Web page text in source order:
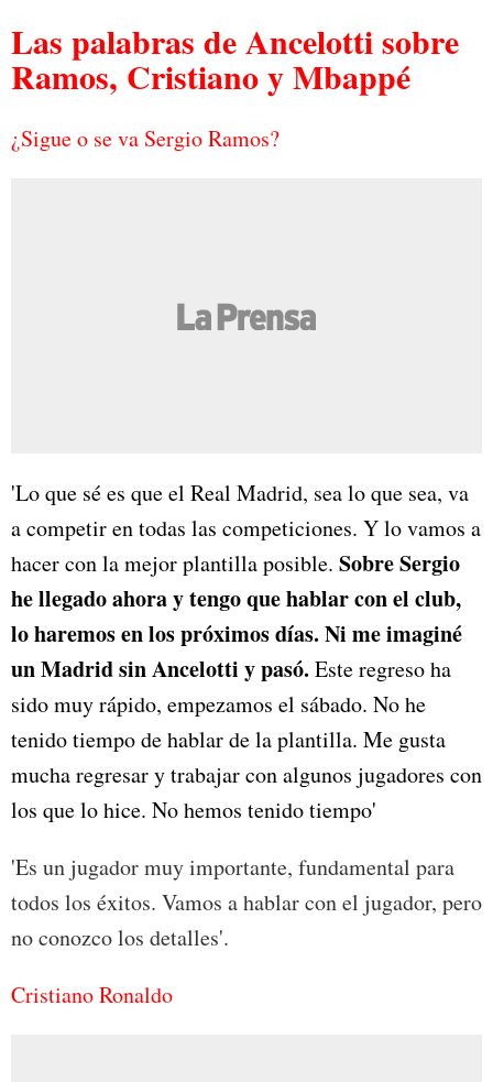
Las palabras de Ancelotti sobre
Ramos, Cristiano y Mbappé
¿Sigue o se va Sergio Ramos?
'Lo que sé es que el Real Madrid, sea lo que sea, va
a competir en todas las competiciones. Y lo vamos a
hacer con la mejor plantilla posible. Sobre Sergio
he llegado ahora y tengo que hablar con el club,
lo haremos en los próximos días. Ni me imaginé
un Madrid sin Ancelotti y pasó. Este regreso ha
sido muy rápido, empezamos el sábado. No he
tenido tiempo de hablar de la plantilla. Me gusta
mucha regresar y trabajar con algunos jugadores con
los que lo hice. No hemos tenido tiempo'
'Es un jugador muy importante, fundamental para
todos los éxitos. Vamos a hablar con el jugador, pero
no conozco los detalles'.
Cristiano Ronaldo